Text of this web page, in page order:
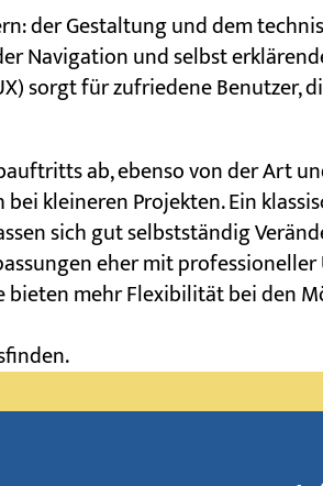
der Gestaltung und dem
Navigation und selbst
sorgt für zufriedene Benutzer,
ab, ebenso von der Art
kleineren Projekten. Ein
sich gut selbstständig
eher mit
bieten mehr Flexibilität bei den